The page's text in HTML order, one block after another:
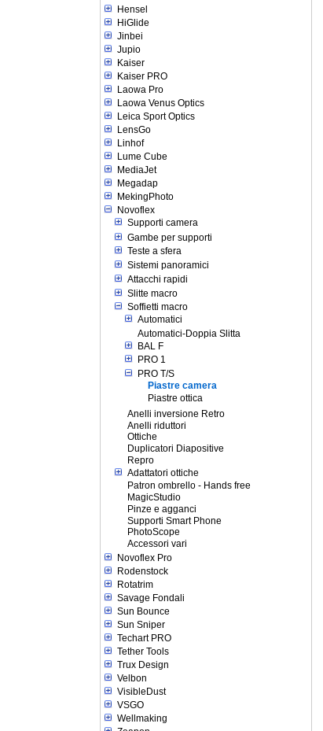
Hensel
HiGlide
Jinbei
Jupio
Kaiser
Kaiser PRO
Laowa Pro
Laowa Venus Optics
Leica Sport Optics
LensGo
Linhof
Lume Cube
MediaJet
Megadap
MekingPhoto
Novoflex
Supporti camera
Gambe per supporti
Teste a sfera
Sistemi panoramici
Attacchi rapidi
Slitte macro
Soffietti macro
Automatici
Automatici-Doppia Slitta
BAL F
PRO 1
PRO T/S
Piastre camera
Piastre ottica
Anelli inversione Retro
Anelli riduttori
Ottiche
Duplicatori Diapositive
Repro
Adattatori ottiche
Patron ombrello - Hands free
MagicStudio
Pinze e agganci
Supporti Smart Phone
PhotoScope
Accessori vari
Novoflex Pro
Rodenstock
Rotatrim
Savage Fondali
Sun Bounce
Sun Sniper
Techart PRO
Tether Tools
Trux Design
Velbon
VisibleDust
VSGO
Wellmaking